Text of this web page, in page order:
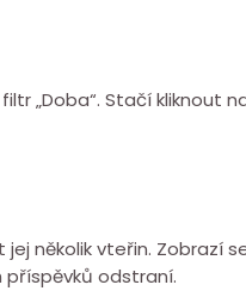
„Doba“. Stačí kliknout
několik vteřin. Zobrazí
příspěvků odstraní.